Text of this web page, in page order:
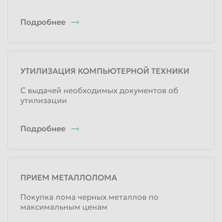
Подробнее
УТИЛИЗАЦИЯ КОМПЬЮТЕРНОЙ ТЕХНИКИ
С выдачей необходимых документов об
утилизации
Подробнее
ПРИЕМ МЕТАЛЛОЛОМА
Покупка лома черных металлов по
максимальным ценам